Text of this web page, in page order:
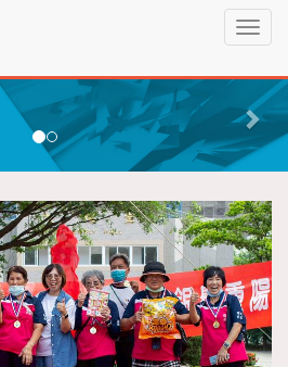
T
g
l
e
v
i
g
a
t
i
o
N
e
x
t